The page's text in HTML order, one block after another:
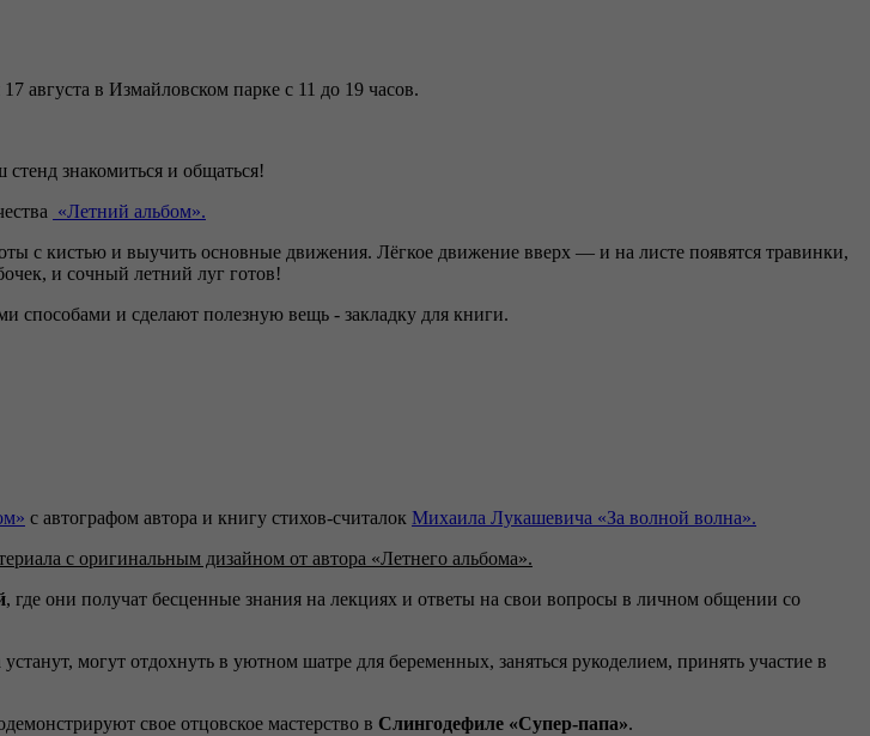
августа в Измайловском парке с 11 до 19 часов.
знакомиться и общаться!
«Летний альбом».
с кистью и выучить основные движения. Лёгкое движение вверх — и на листе появятся травинки,
и сочный летний луг готов!
способами и сделают полезную вещь - закладку для книги.
с автографом автора и книгу стихов-считалок Михаила Лукашевича «За волной волна».
с оригинальным дизайном от автора «Летнего альбома».
, где они получат бесценные знания на лекциях и ответы на свои вопросы в личном общении со
устанут, могут отдохнуть в уютном шатре для беременных, заняться рукоделием, принять участие в
свое отцовское мастерство в Слингодефиле «Супер-папа».